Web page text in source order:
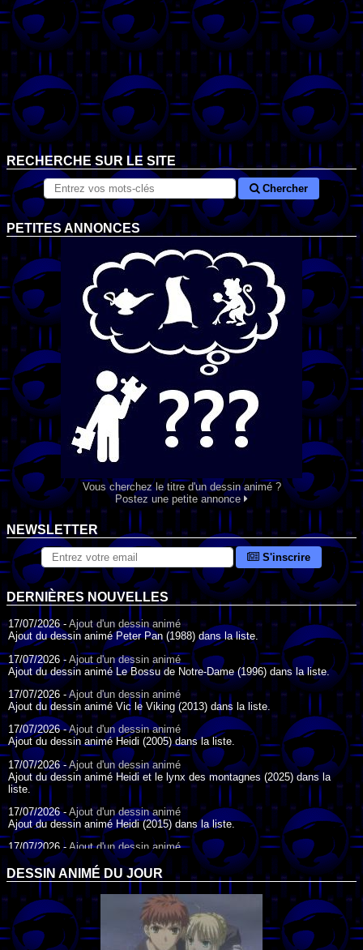
RECHERCHE SUR LE SITE
Chercher
PETITES ANNONCES
Vous cherchez le titre d'un dessin animé ?
Postez une petite annonce
NEWSLETTER
S'inscrire
DERNIÈRES NOUVELLES
17/07/2026 -Ajout d'un dessin animé
Ajout du dessin animé Peter Pan (1988) dans la liste.
17/07/2026 - Ajout d'un dessin animé
Ajout du dessin animé Le Bossu de Notre-Dame (1996) dans la liste.
17/07/2026 -Ajout d'un dessin animé
Ajout du dessin animé Vic le Viking (2013) dans la liste.
17/07/2026 -Ajout d'un dessin animé
Ajout du dessin animé Heidi (2005) dans la liste.
17/07/2026 -Ajout d'un dessin animé
Ajout du dessin animé Heidi et le lynx des montagnes (2025) dans la
liste.
17/07/2026 - Ajout d'un dessin animé
Ajout du dessin animé Heidi (2015) dans la liste.
17/07/2026 - Ajout d'un dessin animé
Ajout du dessin animé Heidi (1995) dans la liste.
09/07/2026 -Ajout d'un dessin animé
Ajout du dessin animé Genki l'Aventurier de la Chance (2006) dans la
liste.
04/07/2026 -
Ajout d'un dessin animé
Ajout du dessin animé Vilain Petit Canard (2000) dans la liste.
DESSIN ANIMÉ DU JOUR